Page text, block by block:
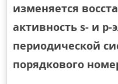
изменяется
активность s- и p-
периодической
порядкового